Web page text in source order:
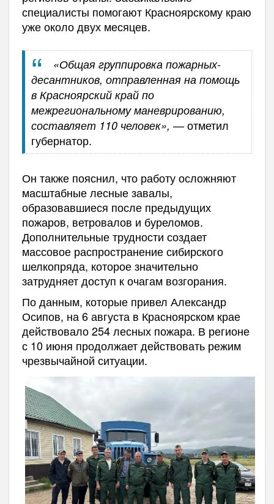
специалисты помогают Красноярскому краю
уже около двух месяцев.
«Общая группировка пожарных-
десантников, отправленная на помощь
в Красноярский край по
межрегиональному маневрированию,
составляет 110 человек», — отметил
губернатор.
Он также пояснил, что работу осложняют
масштабные лесные завалы,
образовавшиеся после предыдущих
пожаров, ветровалов и буреломов.
Дополнительные трудности создает
массовое распространение сибирского
шелкопряда, которое значительно
затрудняет доступ к очагам возгорания.
По данным, которые привел Александр
Осипов, на 6 августа в Красноярском крае
действовало 254 лесных пожара. В регионе
с 10 июня продолжает действовать режим
чрезвычайной ситуации.